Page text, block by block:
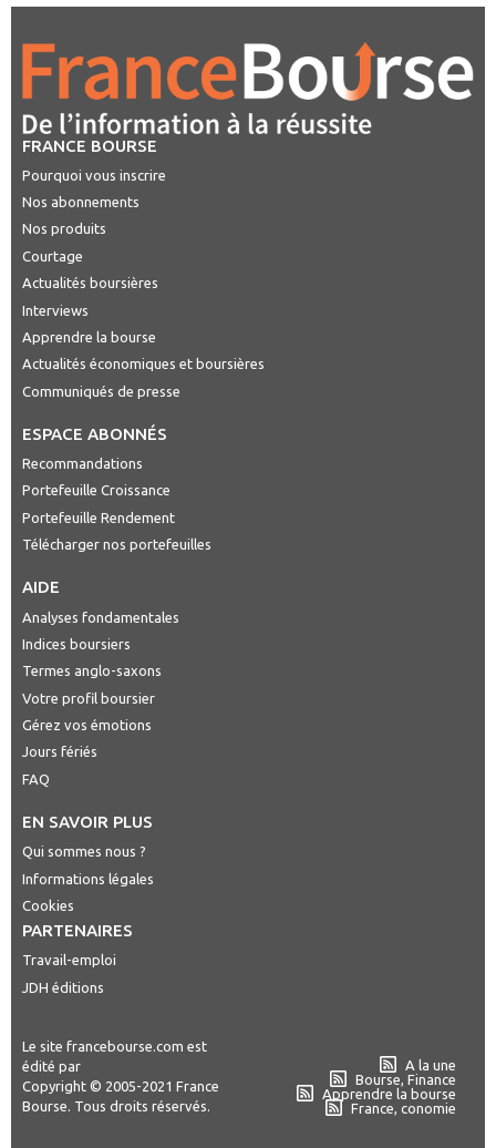
FRANCE BOURSE
Pourquoi vous inscrire
Nos abonnements
Nos produits
Courtage
Actualités boursières
Interviews
Apprendre la bourse
Actualités économiques et boursières
Communiqués de presse
ESPACE ABONNÉS
Recommandations
Portefeuille Croissance
Portefeuille Rendement
Télécharger nos portefeuilles
AIDE
Analyses fondamentales
Indices boursiers
Termes anglo-saxons
Votre profil boursier
Gérez vos émotions
Jours fériés
FAQ
EN SAVOIR PLUS
Qui sommes nous ?
Informations légales
Cookies
PARTENAIRES
Travail-emploi
JDH éditions
Le site francebourse.com est
édité par
Copyright © 2005-2021 France
Bourse. Tous droits réservés.
A la une
Bourse, Finance
Apprendre la bourse
France, conomie